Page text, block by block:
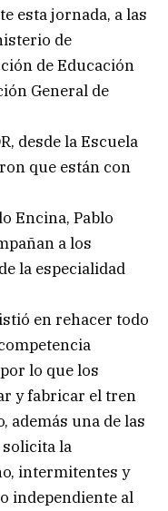
esta jornada, a las
de
de Educación
General de
desde la Escuela
que están con
Encina, Pablo
a los
la especialidad
en rehacer todo
lo que los
y fabricar el tren
además una de las
la
intermitentes y
independiente al